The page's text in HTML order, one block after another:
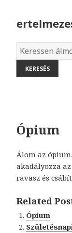
Álmok
szótára
Ópium
Álom az
akadályozza
ravasz és
Related
Ópium